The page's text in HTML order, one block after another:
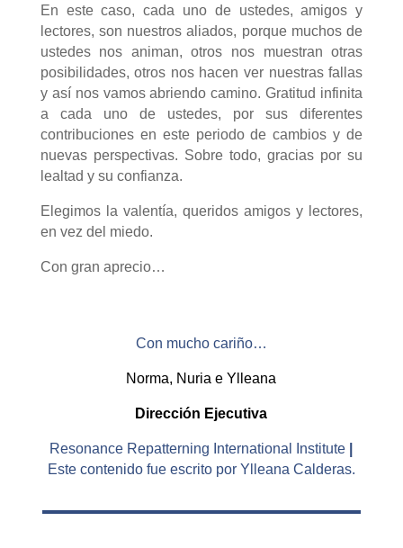
En este caso, cada uno de ustedes, amigos y
lectores, son nuestros aliados, porque muchos de
ustedes nos animan, otros nos muestran otras
posibilidades, otros nos hacen ver nuestras fallas
y así nos vamos abriendo camino. Gratitud infinita
a cada uno de ustedes, por sus diferentes
contribuciones en este periodo de cambios y de
nuevas perspectivas. Sobre todo, gracias por su
lealtad y su confianza.
Elegimos la valentía, queridos amigos y lectores,
en vez del miedo.
Con gran aprecio…
Con mucho cariño…
Norma, Nuria e Ylleana
Dirección Ejecutiva
Resonance Repatterning International Institute
Este contenido fue escrito por Ylleana Calderas.